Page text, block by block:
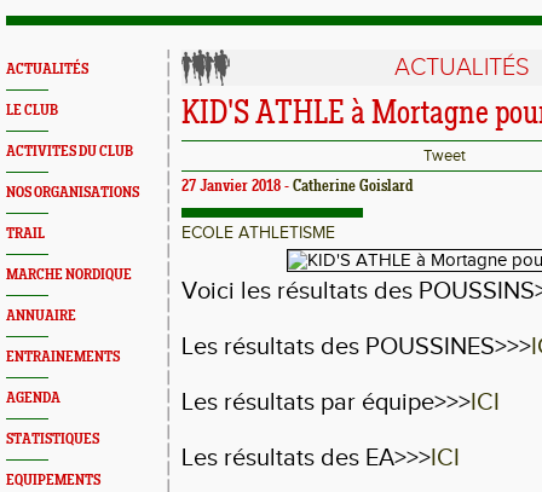
ACTUALITÉS
LE CLUB
ACTIVITES DU CLUB
NOS ORGANISATIONS
TRAIL
MARCHE NORDIQUE
ANNUAIRE
ENTRAINEMENTS
AGENDA
STATISTIQUES
EQUIPEMENTS
ACTUALITÉS
KID'S ATHLE à Mortagne
Tweet
27 Janvier 2018 - Catherine Goislard
ECOLE ATHLETISME
Voici les résultats des
Les résultats des POUSSINES>>>
Les résultats par équipe>>>ICI
Les résultats des EA>>>ICI